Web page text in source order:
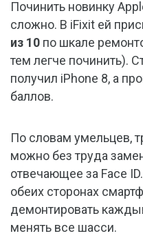
Починить новинку
сложно. В iFixit ей
из 10 по шкале
тем легче починить).
получил iPhone 8, а
баллов.
По словам умельцев,
можно без труда
отвечающее за Face
обеих сторонах
демонтировать
менять все шасси.